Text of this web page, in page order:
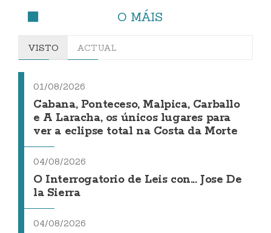
O MÁIS
VISTO ACTUAL
01/08/2026
Cabana, Ponteceso, Malpica, Carballo
e A Laracha, os únicos lugares para
ver a eclipse total na Costa da Morte
04/08/2026
O Interrogatorio de Leis con... Jose De
la Sierra
04/08/2026